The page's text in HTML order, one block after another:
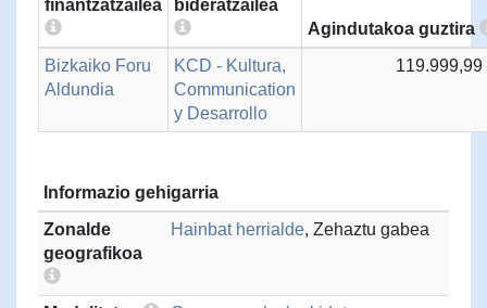
finantzatzailea
bideratzailea
Agindutakoa guztira
Bizkaiko Foru
Aldundia
KCD - Kultura,
Communication
y Desarrollo
119.999,99
Informazio gehigarria
Zonalde
geografikoa
Hainbat herrialde, Zehaztu gabea